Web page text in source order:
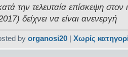
την τελευταία επίσκεψη
δείχνει να είναι ανενεργή
byorganosi20 |Χωρίς